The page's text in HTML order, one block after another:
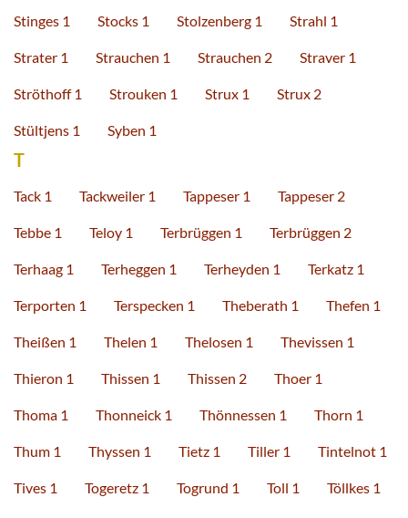
Stinges 1 Stocks 1 Stolzenberg 1 Strahl 1
Strater 1 Strauchen 1 Strauchen 2 Straver 1
Ströthoff 1 Strouken 1 Strux 1 Strux 2
Stültjens 1 Syben 1
T
Tack 1 Tackweiler 1 Tappeser 1 Tappeser 2
Tebbe 1 Teloy 1 Terbrüggen 1 Terbrüggen 2
Terhaag 1 Terheggen 1 Terheyden 1 Terkatz 1
Terporten 1 Terspecken 1 Theberath 1 Thefen 1
Theißen 1 Thelen 1 Thelosen 1 Thevissen 1
Thieron 1 Thissen 1 Thissen 2 Thoer 1
Thoma 1 Thonneick 1 Thönnessen 1 Thorn 1
Thum 1 Thyssen 1 Tietz 1 Tiller 1 Tintelnot 1
Tives 1 Togeretz 1 Togrund 1 Toll 1 Töllkes 1